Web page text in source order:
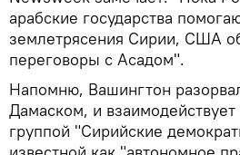
арабские государства
землетрясения Сирии, США
переговоры с Асадом".
Напомню, Вашингтон
Дамаском, и
группой "Сирийские